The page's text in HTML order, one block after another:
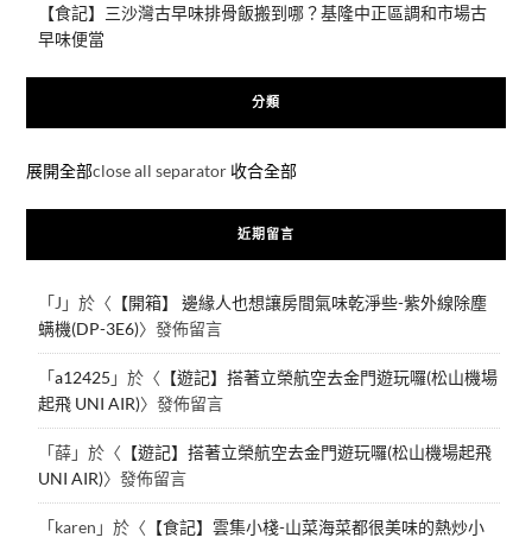
【食記】三沙灣古早味排骨飯搬到哪？基隆中正區調和市場古
早味便當
分類
展開全部close all separator 收合全部
近期留言
「J 」於〈 【開箱】 邊緣人也想讓房間氣味乾淨些-紫外線除塵
螨機(DP-3E6)〉發佈留言
「a12425 」於〈 【遊記】搭著立榮航空去金門遊玩囉(松山機場
起飛 UNI AIR)〉發佈留言
「薛」於〈 【遊記】搭著立榮航空去金門遊玩囉(松山機場起飛
UNI AIR)〉發佈留言
「karen 」於〈 【食記】雲集小棧-山菜海菜都很美味的熱炒小